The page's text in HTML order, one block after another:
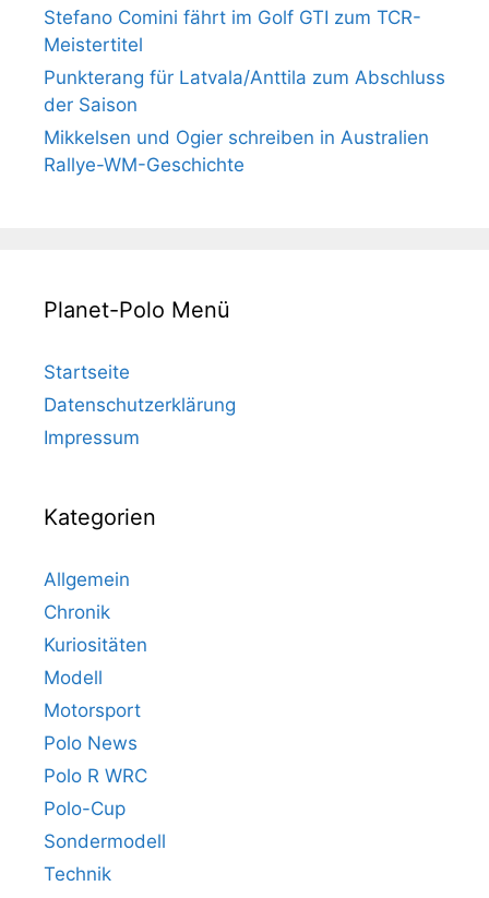
Stefano Comini fährt im Golf GTI zum TCR-
Meistertitel
Punkterang für Latvala/Anttila zum Abschluss
der Saison
Mikkelsen und Ogier schreiben in Australien
Rallye-WM-Geschichte
Planet-Polo Menü
Startseite
Datenschutzerklärung
Impressum
Kategorien
Allgemein
Chronik
Kuriositäten
Modell
Motorsport
Polo News
Polo R WRC
Polo-Cup
Sondermodell
Technik